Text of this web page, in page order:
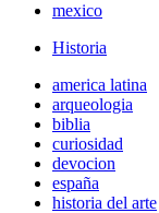
mexico
Historia
america latina
arqueologia
biblia
curiosidad
devocion
españa
historia del arte